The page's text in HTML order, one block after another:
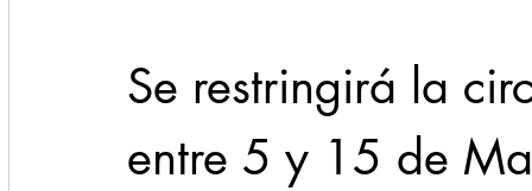
Se restringirá la
entre 5 y 15 de